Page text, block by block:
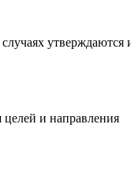
утверждаются
и направления